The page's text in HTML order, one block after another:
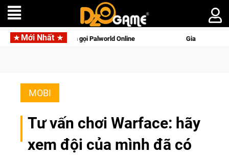
Mới Nhất
với tên gọi Palworld Online Gia Nhập Closed Beta
MOBI
Tư vấn chơi Warface: hãy
xem đội của mình đã có